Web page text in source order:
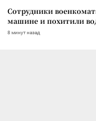
Сотрудники
машине и похитили
8 минут назад